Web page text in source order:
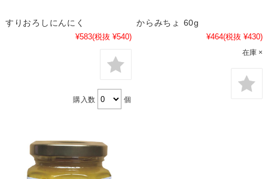
すりおろしにんにく
¥583(税抜 ¥540)
購入数 個
からみちょ 60g
¥464(税抜 ¥430)
在庫 ×